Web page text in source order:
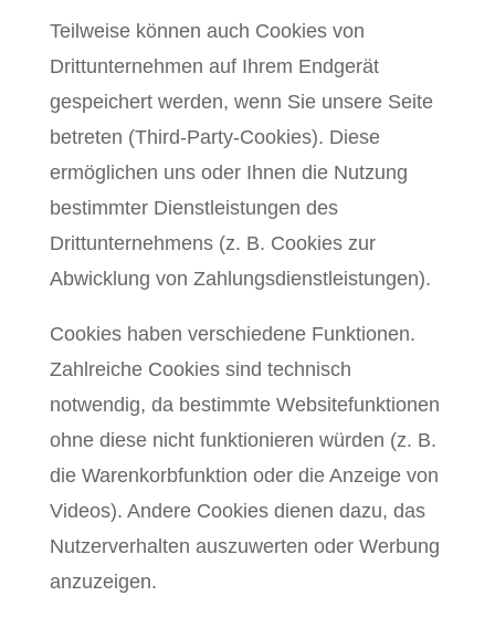
Teilweise können auch Cookies von
Drittunternehmen auf Ihrem Endgerät
gespeichert werden, wenn Sie unsere Seite
betreten (Third-Party-Cookies). Diese
ermöglichen uns oder Ihnen die Nutzung
bestimmter Dienstleistungen des
Drittunternehmens (z. B. Cookies zur
Abwicklung von Zahlungsdienstleistungen).
Cookies haben verschiedene Funktionen.
Zahlreiche Cookies sind technisch
notwendig, da bestimmte Websitefunktionen
ohne diese nicht funktionieren würden (z. B.
die Warenkorbfunktion oder die Anzeige von
Videos). Andere Cookies dienen dazu, das
Nutzerverhalten auszuwerten oder Werbung
anzuzeigen.